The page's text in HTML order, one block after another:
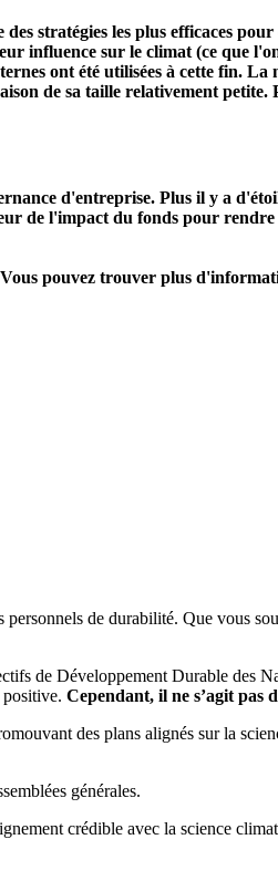
stratégies les plus efficaces
influence sur le climat (ce que
ont été utilisées à cette fin. La
de sa taille relativement petite.
d'entreprise. Plus il y a
de l'impact du fonds pour
pouvez trouver plus
de durabilité. Que vous
de Développement Durable des
positive. Cependant, il ne s’agit pas
des plans alignés sur la
générales.
crédible avec la science